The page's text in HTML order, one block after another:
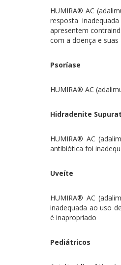
HUMIRA® AC
resposta
apresentem
com a doença e
Psoríase
HUMIRA® AC
Hidradenite
HUMIRA® AC
antibiótica foi
Uveíte
HUMIRA® AC
inadequada ao uso
é inapropriado
Pediátricos